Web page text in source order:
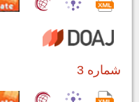
شماره 3